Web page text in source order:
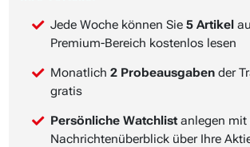
Jede Woche können Sie 5 Artikel
Premium-Bereich kostenlos lesen
Monatlich 2 Probeausgaben der
gratis
Persönliche Watchlist anlegen mit
Nachrichtenüberblick über Ihre